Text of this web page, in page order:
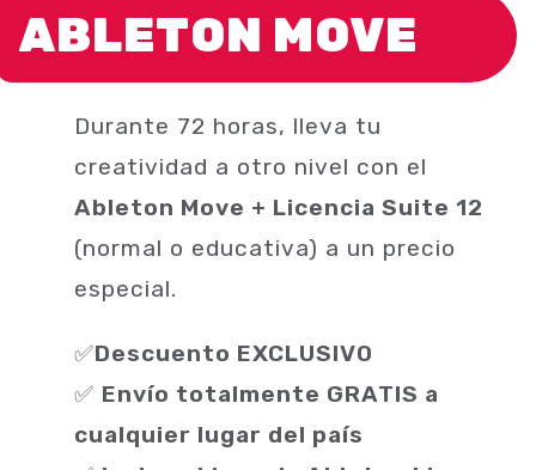
ABLETON MOVE
Durante 72 horas, lleva tu
creatividad a otro nivel con el
Ableton Move + Licencia Suite 12
(normal o educativa) a un precio
especial.
✅Descuento EXCLUSIVO
✅ Envío totalmente GRATIS a
cualquier lugar del país